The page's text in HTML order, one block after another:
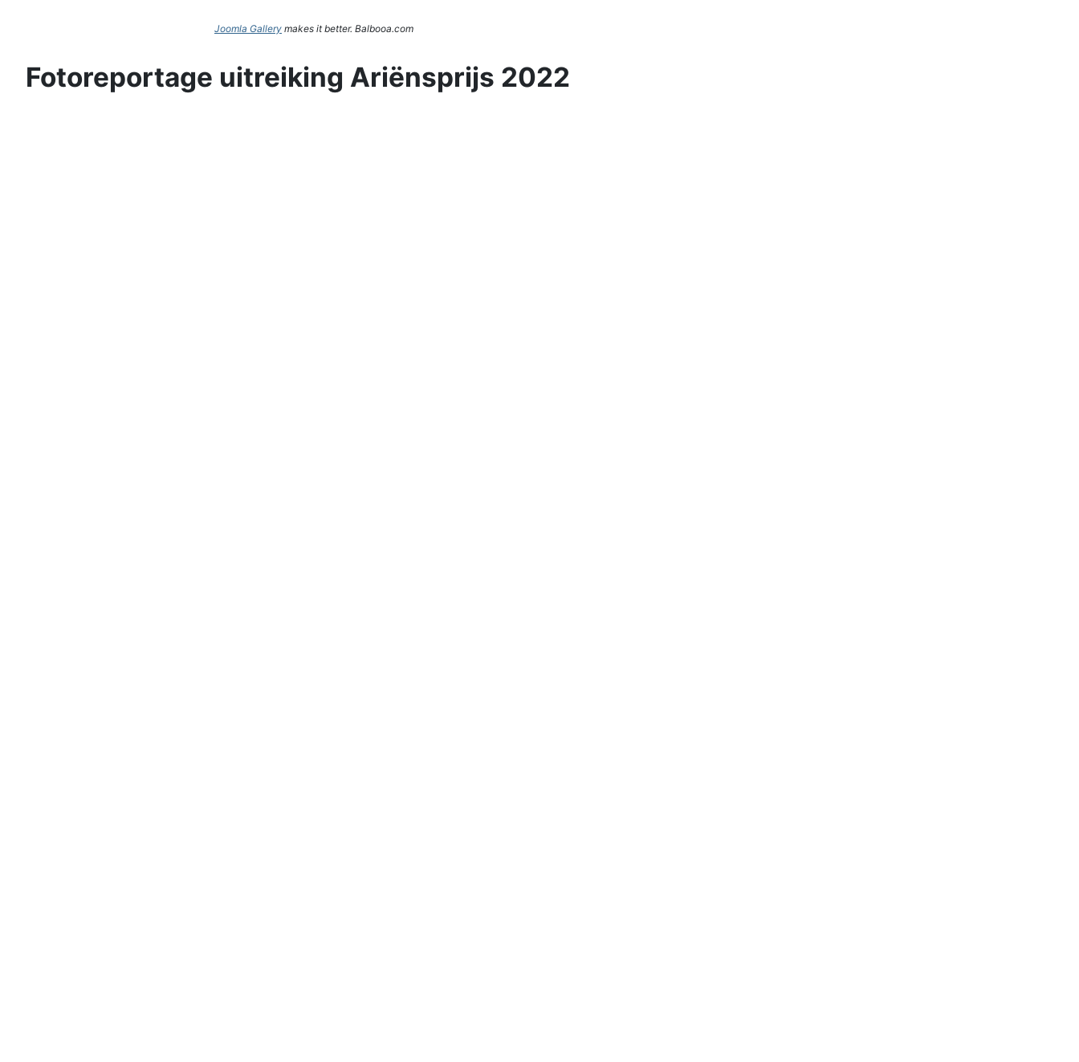
Joomla Gallery makes it better. Balbooa.com
Fotoreportage uitreiking Ariënsprijs 2022